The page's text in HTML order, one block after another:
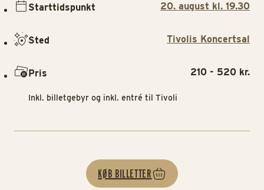
Starttidspunkt 20. august kl. 19.30
Sted Tivolis Koncertsal
Pris 210 - 520 kr.
Inkl. billetgebyr og inkl. entré til Tivoli
KØB BILLETTER